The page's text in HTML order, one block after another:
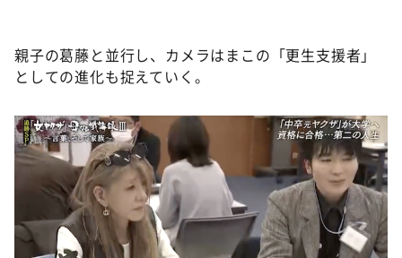
親子の葛藤と並行し、カメラはまこの「更生支援者」
としての進化も捉えていく。